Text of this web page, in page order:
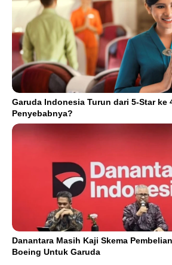
Garuda Indonesia Turun dari 5-Star ke
Penyebabnya?
Danantara Masih Kaji Skema
Boeing Untuk Garuda